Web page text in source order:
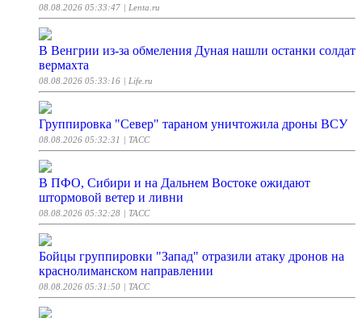
08.08.2026 05:33:47 | Lenta.ru
В Венгрии из-за обмеления Дуная нашли останки солдат
вермахта
08.08.2026 05:33:16 | Life.ru
Группировка "Север" тараном уничтожила дроны ВСУ
08.08.2026 05:32:31 | ТАСС
В ПФО, Сибири и на Дальнем Востоке ожидают
штормовой ветер и ливни
08.08.2026 05:32:28 | ТАСС
Бойцы группировки "Запад" отразили атаку дронов на
краснолиманском направлении
08.08.2026 05:31:50 | ТАСС